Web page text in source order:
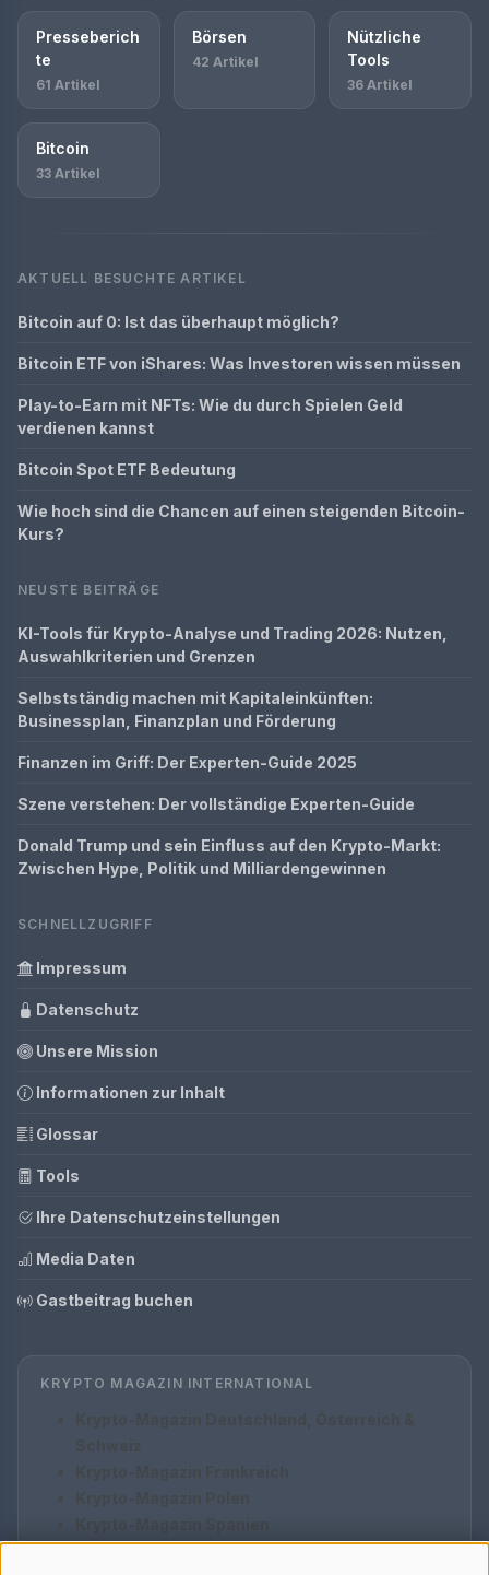
Presseberich
te
61 Artikel
Börsen
42 Artikel
Nützliche
Tools
36 Artikel
Bitcoin
33 Artikel
AKTUELL BESUCHTE ARTIKEL
Bitcoin auf 0: Ist das überhaupt möglich?
Bitcoin ETF von iShares: Was Investoren wissen müssen
Play-to-Earn mit NFTs: Wie du durch Spielen Geld
verdienen kannst
Bitcoin Spot ETF Bedeutung
Wie hoch sind die Chancen auf einen steigenden Bitcoin-
Kurs?
NEUSTE BEITRÄGE
KI-Tools für Krypto-Analyse und Trading 2026: Nutzen,
Auswahlkriterien und Grenzen
Selbstständig machen mit Kapitaleinkünften:
Businessplan, Finanzplan und Förderung
Finanzen im Griff: Der Experten-Guide 2025
Szene verstehen: Der vollständige Experten-Guide
Donald Trump und sein Einfluss auf den Krypto-Markt:
Zwischen Hype, Politik und Milliardengewinnen
SCHNELLZUGRIFF
Impressum
Datenschutz
Unsere Mission
Informationen zur Inhalt
Glossar
Tools
Ihre Datenschutzeinstellungen
Media Daten
Gastbeitrag buchen
KRYPTO MAGAZIN INTERNATIONAL
Krypto-Magazin Italien